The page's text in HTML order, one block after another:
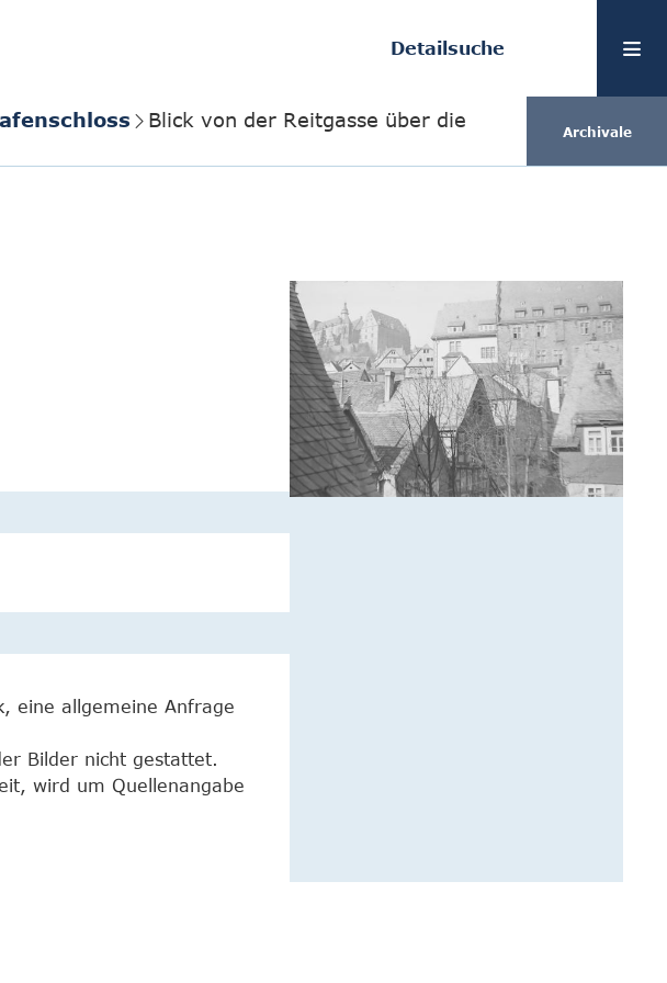
Detailsuche
Blick von der Reitgasse über die
Archivale
eine allgemeine Anfrage
Bilder nicht gestattet.
wird um Quellenangabe